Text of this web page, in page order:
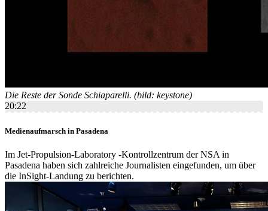
Die Reste der Sonde Schiaparelli. (bild: keystone)
20:22
Medienaufmarsch in Pasadena
Im Jet-Propulsion-Laboratory -Kontrollzentrum der NSA in
Pasadena haben sich zahlreiche Journalisten eingefunden, um über
die InSight-Landung zu berichten.